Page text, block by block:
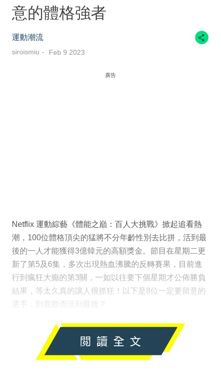
意的體格強者
運動潮流
siroismiu Feb 9 2023
廣告
Netflix 運動綜藝《體能之巔：百人大挑戰》掀起追看熱
潮，100位體格頂尖的猛將不分年齡性別去比拼，活到最
後的一人才能獲得3億韓元的高額獎金。節目在星期二更
新了第5及6集，多次出現熱血沸騰的反轉賽果，目前進
行到瘋狂大癲的第3關，一如以往要下個星期才公佈勝負
結果，等太久真的讓人很抓狂！以下是8位一定要留意的
選手，到底能否活到最後？